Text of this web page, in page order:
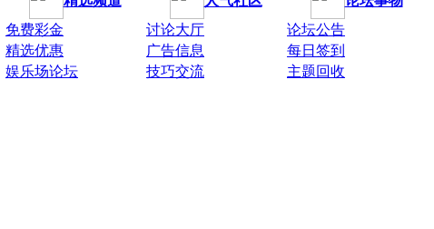
免费彩金 讨论大厅
论坛公告
精选优惠 广告信息
每日签到
娱乐场论坛
技巧交流 主题回收